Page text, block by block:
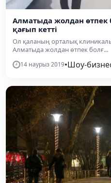
Алматыда жолдан өтпек
қағып кетті
Ол қаланың орталық
Алматыда жолдан өтпек болғ...
14 наурыз 2019•Шоу-